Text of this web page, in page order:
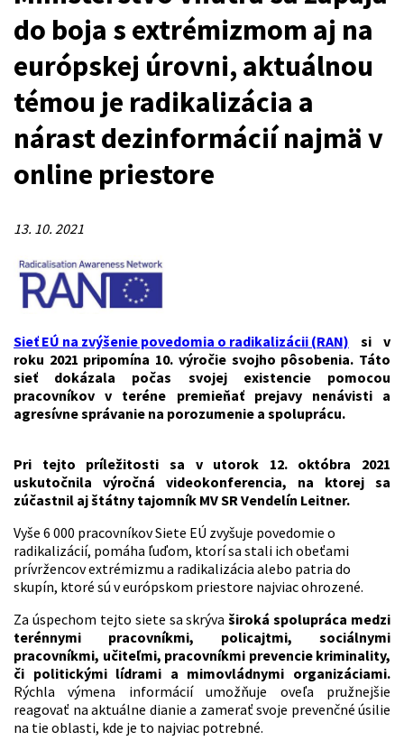
do boja s extrémizmom aj na
európskej úrovni, aktuálnou
témou je radikalizácia a
nárast dezinformácií najmä v
online priestore
13. 10. 2021
Sieť EÚ na zvýšenie povedomia o radikalizácii (RAN) si v
roku 2021 pripomína 10. výročie svojho pôsobenia. Táto
sieť dokázala počas svojej existencie pomocou
pracovníkov v teréne premieňať prejavy nenávisti a
agresívne správanie na porozumenie a spoluprácu.
Pri tejto príležitosti sa v utorok 12. októbra 2021
uskutočnila výročná videokonferencia, na ktorej sa
zúčastnil aj štátny tajomník MV SR Vendelín Leitner.
Vyše 6 000 pracovníkov Siete EÚ zvyšuje povedomie o
radikalizácií, pomáha ľuďom, ktorí sa stali ich obeťami
prívržencov extrémizmu a radikalizácia alebo patria do
skupín, ktoré sú v európskom priestore najviac ohrozené.
Za úspechom tejto siete sa skrývaširoká spolupráca medzi
terénnymi pracovníkmi, policajtmi, sociálnymi
pracovníkmi, učiteľmi, pracovníkmi prevencie kriminality,
či politickými lídrami a mimovládnymi organizáciami.
Rýchla výmena informácií umožňuje oveľa pružnejšie
reagovať na aktuálne dianie a zamerať svoje prevenčné úsilie
na tie oblasti, kde je to najviac potrebné.